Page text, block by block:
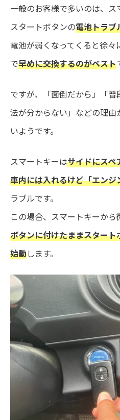
一般のお客様で多いのは、
スタートボタンの電池トラブ
電池が弱くなってくると徐
で早めに交換するのがベスト
ですが、「面倒だから」「
法が分からない」などの理
いようです。
スマートキーはサイドにスペ
車内には入れるけど「エン
ラブルです。
この場合、スマートキーか
ボタンに付けたままスター
始動します。